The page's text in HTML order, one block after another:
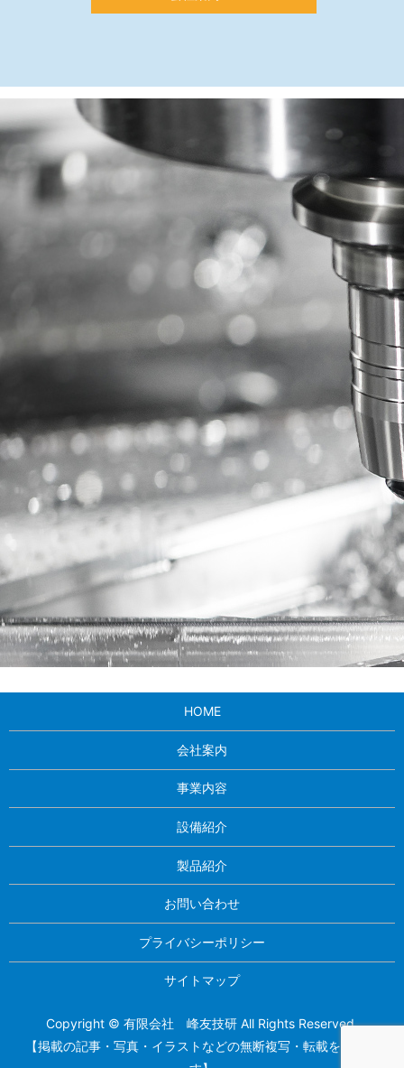
HOME
会社案内
事業内容
設備紹介
製品紹介
お問い合わせ
プライバシーポリシー
サイトマップ
Copyright © 有限会社 峰友技研 All Rights Reserved.
【掲載の記事・写真・イラストなどの無断複写・転載を禁じま